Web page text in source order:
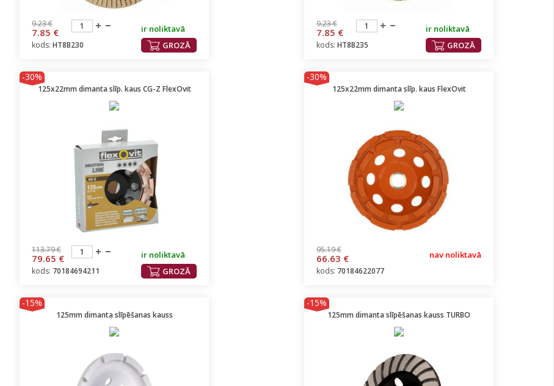
9.23 €
7.85 €
ir noliktavā
GROZĀ
kods: HT8B230
9.23 €
7.85 €
ir noliktavā
GROZĀ
kods: HT8B235
-30%
125x22mm dimanta slīp. kaus CG-Z FlexOvit
113.79 €
79.65 €
ir noliktavā
GROZĀ
kods: 70184694211
-30%
125x22mm dimanta slīp. kaus FlexOvit
95.19 €
66.63 € nav noliktavā
kods: 70184622077
-15%
125mm dimanta slīpēšanas kauss
-15%
125mm dimanta slīpēšanas kauss TURBO